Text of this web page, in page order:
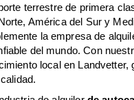
terrestre de primera
América del Sur y
la empresa de
del mundo. Con
local en Landvetter,